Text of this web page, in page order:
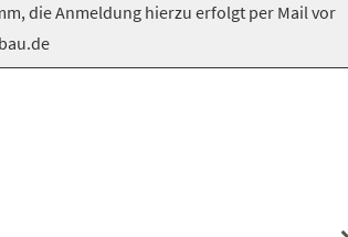
die Anmeldung hierzu erfolgt per Mail vor